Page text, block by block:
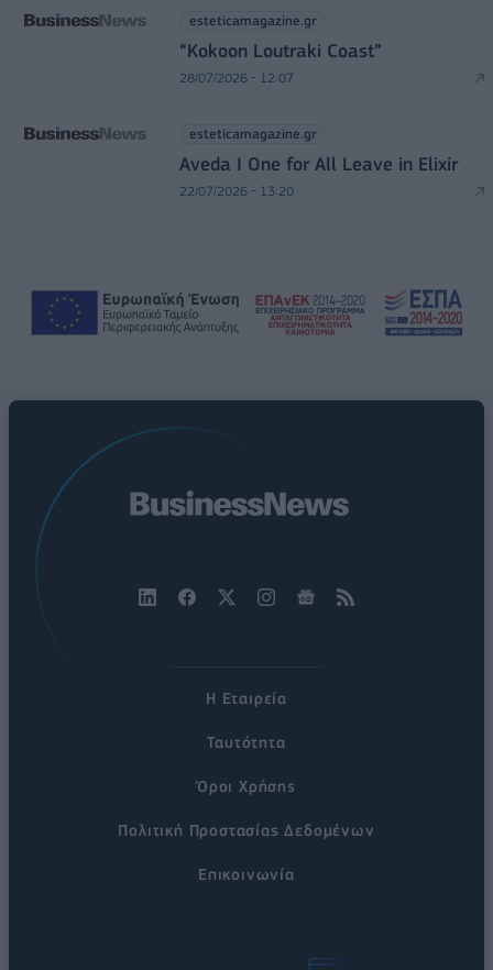
esteticamagazine.gr
“Kokoon Loutraki Coast”
28/07/2026 - 12:07
esteticamagazine.gr
Aveda I One for All Leave in Elixir
22/07/2026 - 13:20
Η Εταιρεία
Ταυτότητα
Όροι Χρήσης
Πολιτική Προστασίας Δεδομένων
Επικοινωνία